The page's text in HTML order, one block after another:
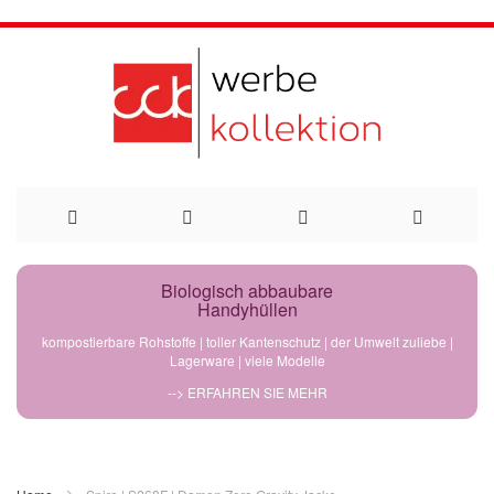
Direkt
Biologisch abbaubare
Handyhüllen
kompostierbare Rohstoffe | toller Kantenschutz | der Umwelt zuliebe |
Lagerware | viele Modelle
--> ERFAHREN SIE MEHR